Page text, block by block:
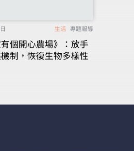
生活 專題報導
個開心農場》：放手
制，恢復生物多樣性